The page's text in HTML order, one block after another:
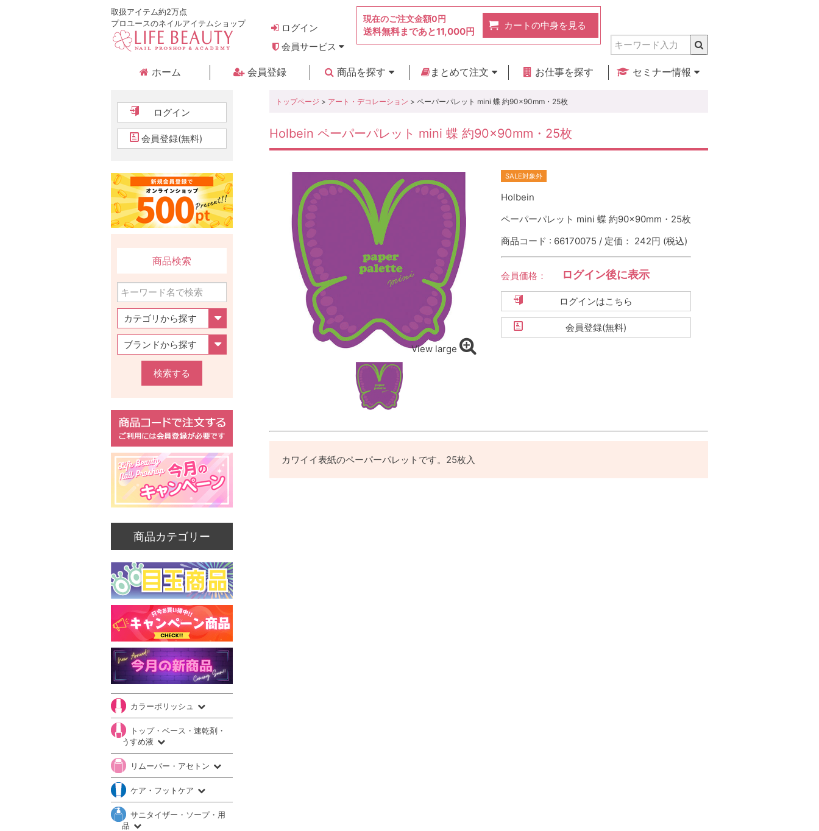
取扱アイテム約2万点
プロユースのネイルアイテムショップ
ログイン
会員サービス
現在のご注文金額0円
送料無料まであと11,000円
カートの中身を見る
ホーム 会員登録
商品を探す
まとめて注文
お仕事を探す
セミナー情報
トップページ > アート・デコレーション > ペーパーパレット mini 蝶 約90×90mm・25枚
Holbein ペーパーパレット mini 蝶 約90×90mm・25枚
View large
SALE対象外
Holbein
ペーパーパレット mini 蝶 約90×90mm・25枚
商品コード : 66170075 / 定価： 242円 (税込)
会員価格： ログイン後に表示
ログインはこちら
会員登録(無料)
カワイイ表紙のペーパーパレットです。25枚入
ログイン
会員登録(無料)
商品検索
検索する
商品カテゴリー
カラーポリッシュ
トップ・ベース・速乾剤・
うすめ液
リムーバー・アセトン
ケア・フットケア
サニタイザー・ソープ・用
品